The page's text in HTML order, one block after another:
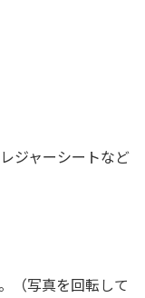
ジャーシートなど
（写真を回転して